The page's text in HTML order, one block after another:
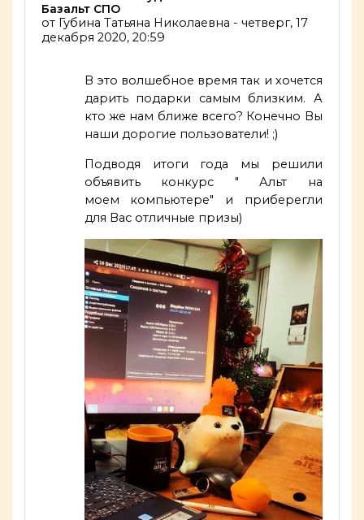
Базальт СПО
от Губина Татьяна Николаевна -четверг, 17
декабря 2020, 20:59
В это волшебное время так и хочется
дарить подарки самым близким. А
кто же нам ближе всего? Конечно Вы
наши дорогие пользователи! ;)
Подводя итоги года мы решили
объявить конкурс " Альт на
моем компьютере" и приберегли
для Вас отличные призы)